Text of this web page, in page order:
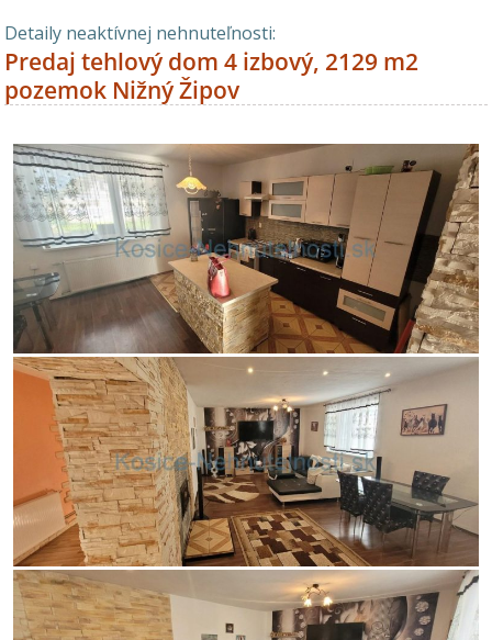
Detaily neaktívnej nehnuteľnosti:
Predaj tehlový dom 4 izbový, 2129 m2
pozemok Nižný Žipov